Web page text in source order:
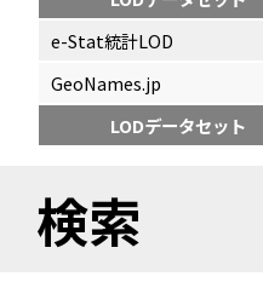
e-Stat統計LOD
GeoNames.jp
LODデータセット
検索